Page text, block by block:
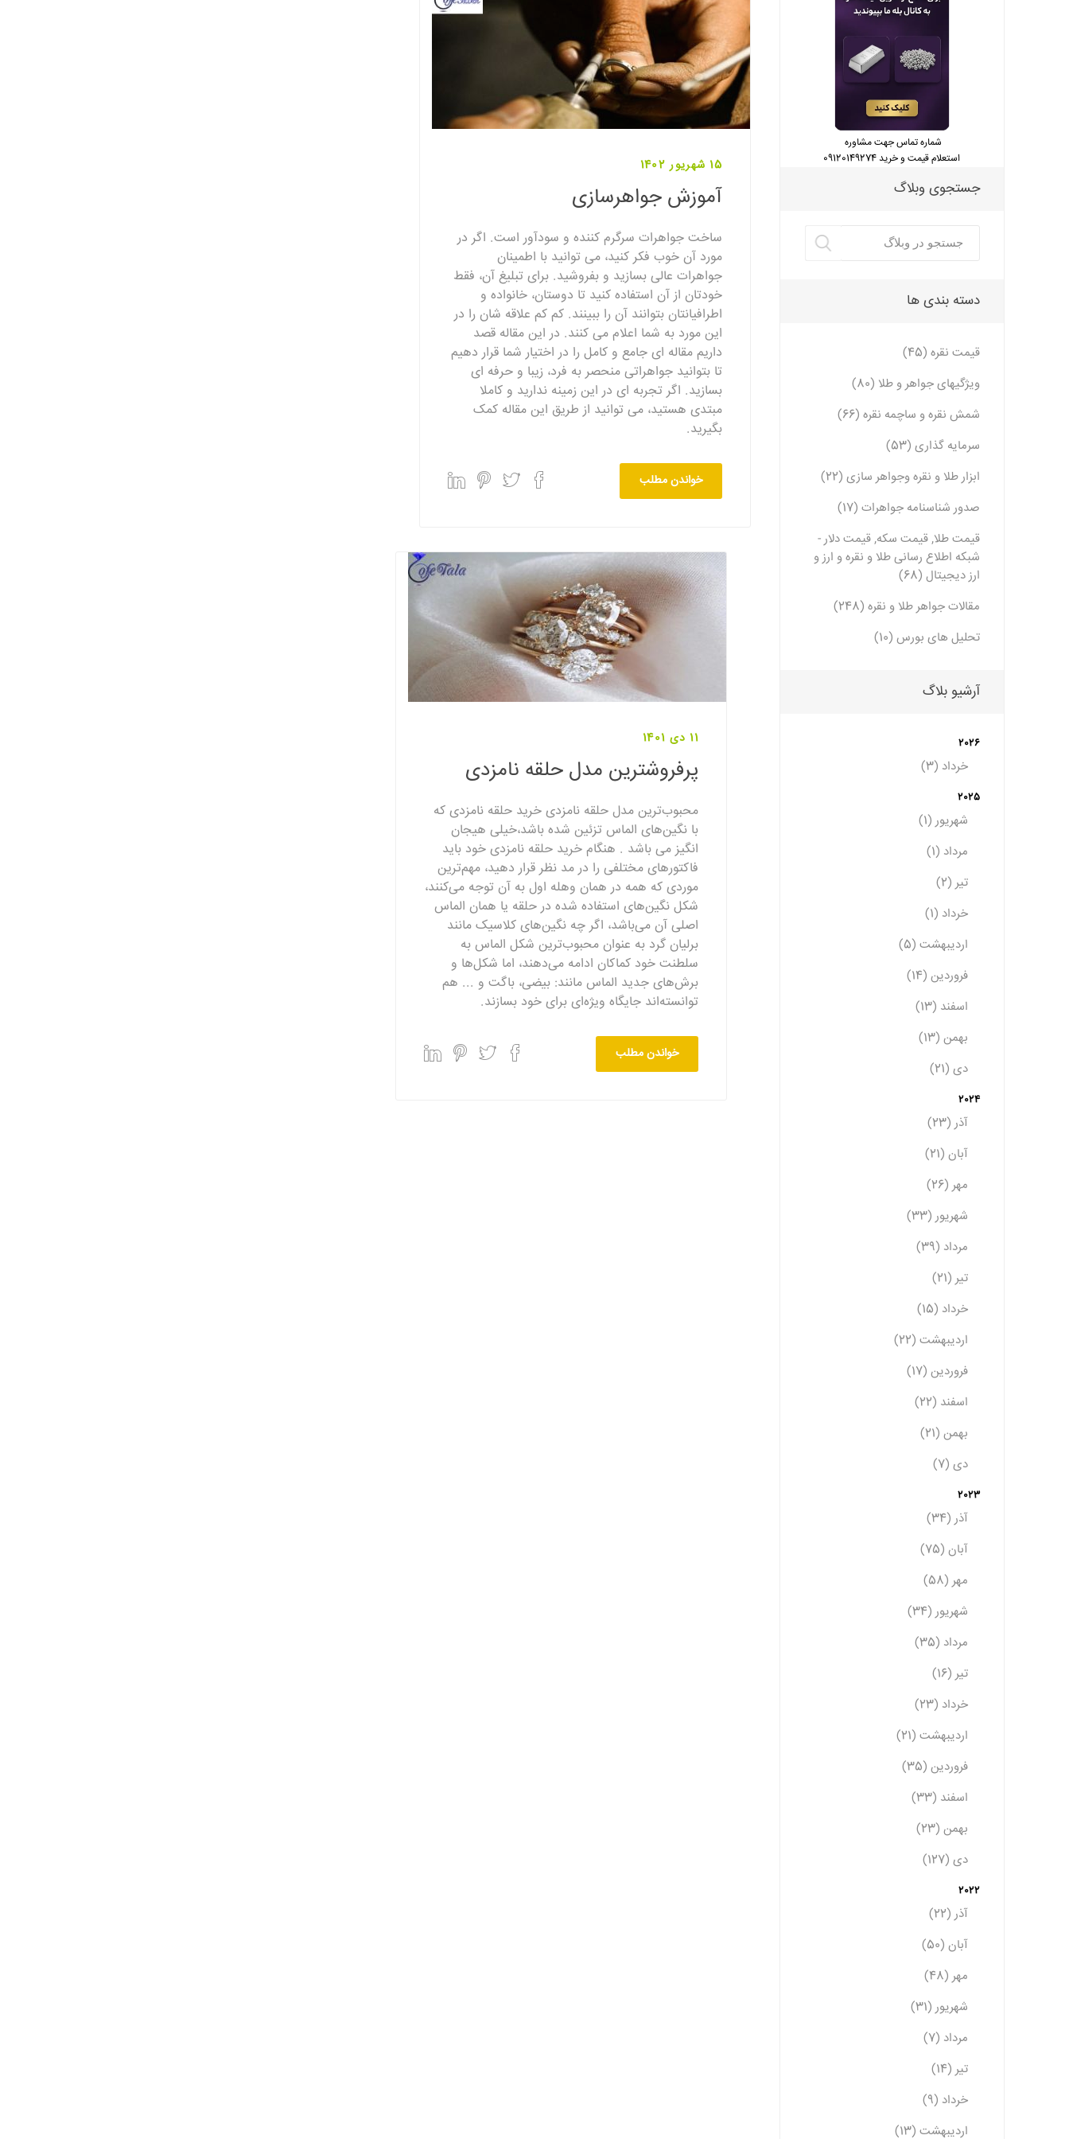
15 شهریور 1402
آموزش جواهرسازی
ساخت جواهرات سرگرم کننده و سودآور است. اگر در
مورد آن خوب فکر کنید، می توانید با اطمینان
جواهرات عالی بسازید و بفروشید. برای تبلیغ آن، فقط
خودتان از آن استفاده کنید تا دوستان، خانواده و
اطرافیانتان بتوانند آن را ببینند. کم کم علاقه شان را در
این مورد به شما اعلام می کنند. در این مقاله قصد
داریم مقاله ای جامع و کامل را در اختیار شما قرار دهیم
تا بتوانید جواهراتی منحصر به فرد، زیبا و حرفه ای
بسازید. اگر تجربه ای در این زمینه ندارید و کاملا
مبتدی هستید، می توانید از طریق این مقاله کمک
بگیرید.
خواندن مطلب
11 دی 1401
پرفروشترین مدل حلقه نامزدی
محبوب‌ترین مدل حلقه نامزدی خرید حلقه نامزدی که
با نگین‌های الماس تزئین شده باشد،خیلی هیجان
انگیز می باشد . هنگام خرید حلقه نامزدی خود باید
فاکتورهای مختلفی را در مد نظر قرار دهید، مهم‌ترین
موردی که همه در همان وهله اول به آن توجه می‌کنند،
شکل نگین‌های استفاده شده در حلقه یا همان الماس
اصلی آن می‌باشد، اگر چه نگین‌های کلاسیک مانند
برلیان گرد به عنوان محبوب‌ترین شکل الماس به
سلطنت خود کماکان ادامه می‌دهند، اما شکل‌ها و
برش‌های جدید الماس مانند: بیضی، باگت و ... هم
توانسته‌اند جایگاه ویژه‌ای برای خود بسازند.
خواندن مطلب
شماره تماس جهت مشاوره
استعلام قیمت و خرید 09120149274
جستجوی وبلاگ
دسته بندی ها
قیمت نقره (45)
ویژگیهای جواهر و طلا (80)
شمش نقره و ساچمه نقره (66)
سرمایه گذاری (53)
ابزار طلا و نقره وجواهر سازی (22)
صدور شناسنامه جواهرات (17)
قیمت طلا, قیمت سکه, قیمت دلار -
شبکه اطلاع رسانی طلا و نقره و ارز و
ارز دیجیتال (68)
مقالات جواهر طلا و نقره (248)
تحلیل های بورس (10)
آرشیو بلاگ
2026
خرداد (3)
2025
شهریور (1)
مرداد (1)
تیر (2)
خرداد (1)
اردیبهشت (5)
فروردین (14)
اسفند (13)
بهمن (13)
دی (21)
2024
آذر (23)
آبان (21)
مهر (26)
شهریور (33)
مرداد (39)
تیر (21)
خرداد (15)
اردیبهشت (22)
فروردین (17)
اسفند (22)
بهمن (21)
دی (7)
2023
آذر (34)
آبان (75)
مهر (58)
شهریور (34)
مرداد (35)
تیر (16)
خرداد (23)
اردیبهشت (21)
فروردین (35)
اسفند (33)
بهمن (23)
دی (127)
2022
آذر (22)
آبان (50)
مهر (48)
شهریور (31)
مرداد (7)
تیر (14)
خرداد (9)
اردیبهشت (13)